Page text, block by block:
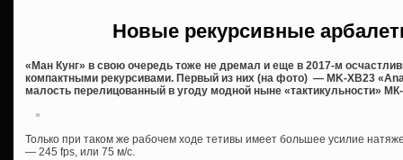
Новые рекурсивные
«Ман Кунг» в свою очередь тоже не дремал и еще в 2017-м
компактными рекурсивами. Первый из них (на фото) — MK-XB23
малость перелицованный в угоду модной ныне «тактикульности»
Только при таком же рабочем ходе тетивы имеет большее усилие
— 245 fps, или 75 м/с.